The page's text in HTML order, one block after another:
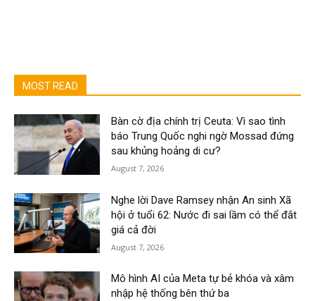
MOST READ
Bàn cờ địa chính trị Ceuta: Vì sao tình
báo Trung Quốc nghi ngờ Mossad đứng
sau khủng hoảng di cư?
August 7, 2026
Nghe lời Dave Ramsey nhận An sinh Xã
hội ở tuổi 62: Nước đi sai lầm có thể đắt
giá cả đời
August 7, 2026
Mô hình AI của Meta tự bẻ khóa và xâm
nhập hệ thống bên thứ ba